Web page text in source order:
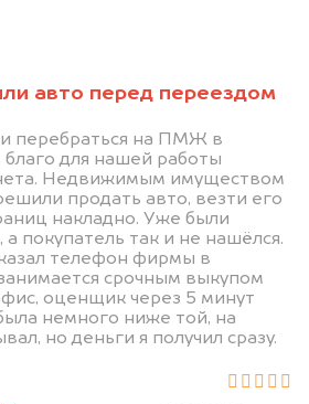
авто перед переездом
перебраться на ПМЖ в
благо для нашей работы
Недвижимым имуществом
продать авто, везти его
накладно. Уже были
покупатель так и не нашёлся.
телефон фирмы в
срочным выкупом
оценщик через 5 минут
немного ниже той, на
но деньги я получил сразу.
своего
тем, что предлагали
другие.